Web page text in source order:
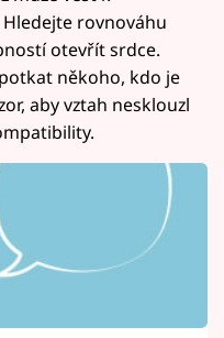
rovnováhu
otevřít srdce.
někoho, kdo je
aby vztah nesklouzl